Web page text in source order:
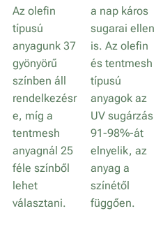
Az olefin
típusú
anyagunk 37
gyönyörű
színben áll
rendelkezésr
e, míg a
tentmesh
anyagnál 25
féle színből
lehet
választani.
a nap káros
sugarai ellen
is. Az olefin
és tentmesh
típusú
anyagok az
UV sugárzás
91-98%-át
elnyelik, az
anyag a
színétől
függően.